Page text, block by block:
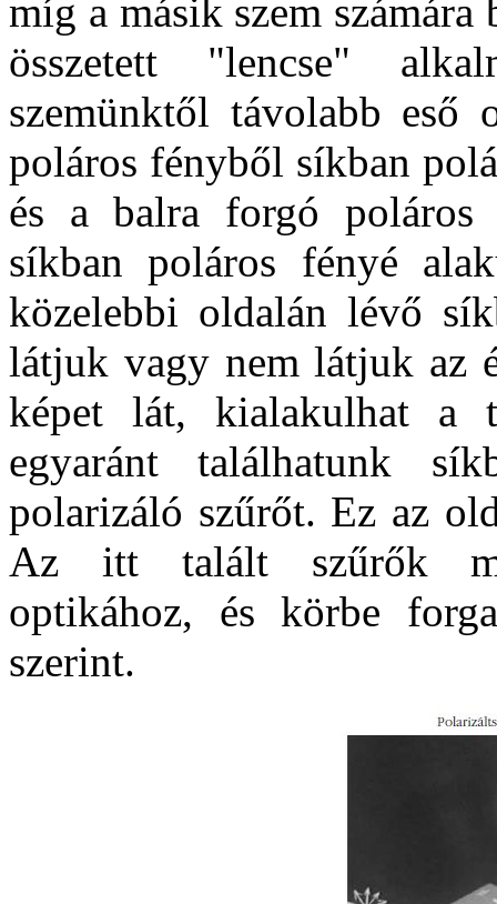
míg a másik szem
összetett "lencse"
szemünktől távolabb eső
poláros fényből síkban
és a balra forgó poláros
síkban poláros fényé
közelebbi oldalán lévő
látjuk vagy nem látjuk az
képet lát, kialakulhat a
egyaránt találhatunk
polarizáló szűrőt. Ez az
Az itt talált szűrők
optikához, és körbe
szerint.